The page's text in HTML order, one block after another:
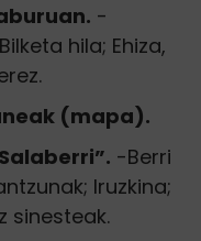
-
hila; Ehiza,
(mapa).
-Berri
Iruzkina;
sinesteak.